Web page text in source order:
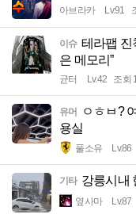
아브라카 Lv.91
이슈 테라팹 진
은 메모리”
균터 Lv.42 조회
유머
ㅇㅎㅂ?
용실
풀소유 Lv.86
기타 강릉시내
옆사마 Lv.87